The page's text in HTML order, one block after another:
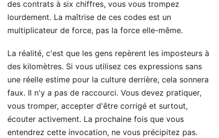
des contrats à six chiffres, vous vous trompez
lourdement. La maîtrise de ces codes est un
multiplicateur de force, pas la force elle-même.
La réalité, c'est que les gens repèrent les imposteurs à
des kilomètres. Si vous utilisez ces expressions sans
une réelle estime pour la culture derrière, cela sonnera
faux. Il n'y a pas de raccourci. Vous devez pratiquer,
vous tromper, accepter d'être corrigé et surtout,
écouter activement. La prochaine fois que vous
entendrez cette invocation, ne vous précipitez pas.